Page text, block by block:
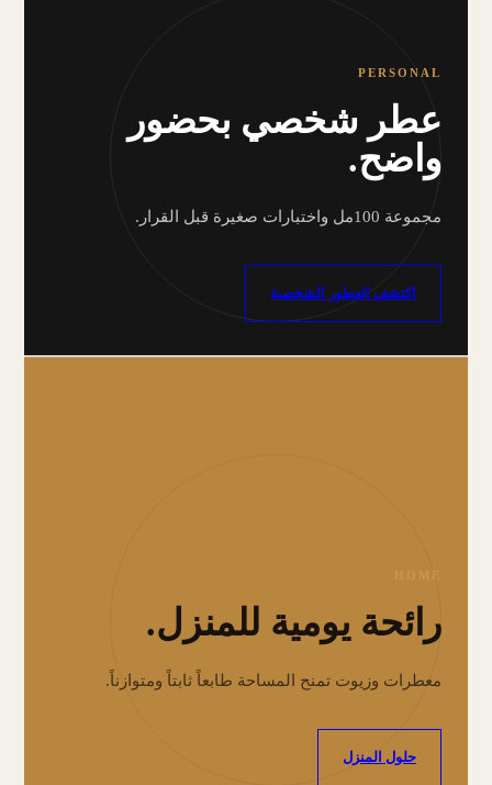
PERSONAL
عطر شخصي بحضور
واضح.
مجموعة 100مل واختبارات صغيرة قبل القرار.
اكتشف العطور الشخصية
HOME
رائحة يومية للمنزل.
معطرات وزيوت تمنح المساحة طابعاً ثابتاً ومتوازناً.
حلول المنزل